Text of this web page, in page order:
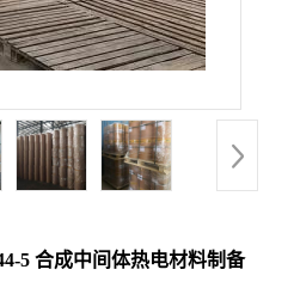
5 合成中间体热电材料制备